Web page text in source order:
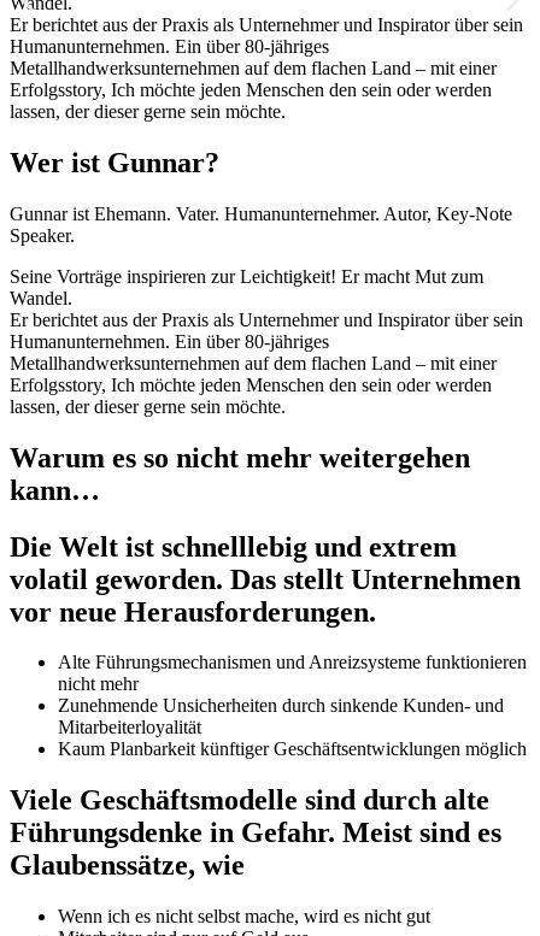
Er berichtet aus der Praxis als Unternehmer und Inspirator über sein
Humanunternehmen. Ein über 80-jähriges
Metallhandwerksunternehmen auf dem flachen Land – mit einer
Erfolgsstory, Ich möchte jeden Menschen den sein oder werden
lassen, der dieser gerne sein möchte.
Wer ist Gunnar?
Gunnar ist Ehemann. Vater. Humanunternehmer. Autor, Key-Note
Speaker.
Seine Vorträge inspirieren zur Leichtigkeit! Er macht Mut zum
Wandel.
Er berichtet aus der Praxis als Unternehmer und Inspirator über sein
Humanunternehmen. Ein über 80-jähriges
Metallhandwerksunternehmen auf dem flachen Land – mit einer
Erfolgsstory, Ich möchte jeden Menschen den sein oder werden
lassen, der dieser gerne sein möchte.
Warum es so nicht mehr weitergehen
kann…
Die Welt ist schnelllebig und extrem
volatil geworden. Das stellt Unternehmen
vor neue Herausforderungen.
Alte Führungsmechanismen und Anreizsysteme funktionieren
nicht mehr
Zunehmende Unsicherheiten durch sinkende Kunden- und
Mitarbeiterloyalität
Kaum Planbarkeit künftiger Geschäftsentwicklungen möglich
Viele Geschäftsmodelle sind durch alte
Führungsdenke in Gefahr. Meist sind es
Glaubenssätze, wie
Wenn ich es nicht selbst mache, wird es nicht gut